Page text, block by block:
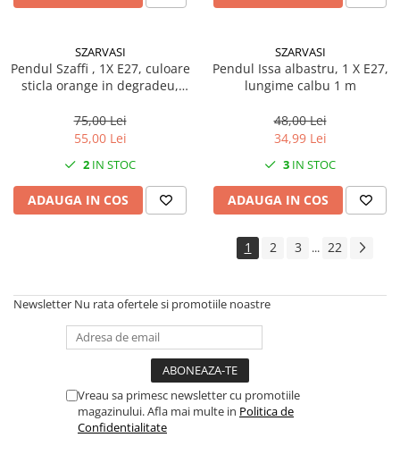
concentrate
Pentru sticla si suprafete fine
Pentru toaleta si wc
Pentru toate suprafetele
Solutii pentru suprafetele din lemn
Solutii specializate
Solutii profesionale pentru
bucatarie
SZARVASI
Pendul Szaffi , 1X E27, culoare
sticla orange in degradeu,
75,00 Lei
55,00 Lei
2 IN STOC
ADAUGA IN COS
SZARVASI
Pendul Issa albastru, 1 X E27,
lungime calbu 1 m
48,00 Lei
34,99 Lei
3 IN STOC
ADAUGA IN COS
1 2 3 ... 22
Newsletter Nu rata ofertele si promotiile noastre
Vreau sa primesc newsletter cu promotiile
magazinului. Afla mai multe in Politica de
Confidentialitate